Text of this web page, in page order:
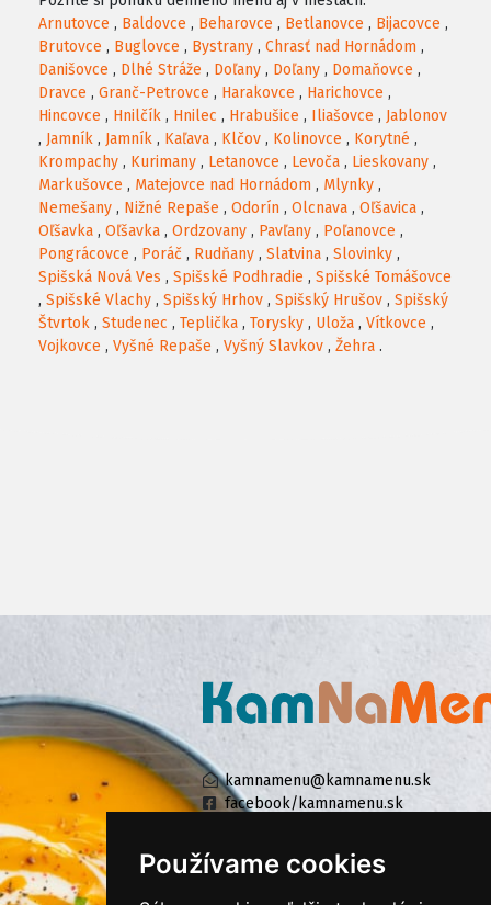
Používame cookies
Arnutovce , Baldovce , Beharovce , Betlanovce , Bijacovce ,
Brutovce , Buglovce , Bystrany , Chrasť nad Hornádom ,
Danišovce , Dlhé Stráže , Doľany , Doľany , Domaňovce ,
Dravce , Granč-Petrovce , Harakovce , Harichovce ,
Hincovce , Hnilčík , Hnilec , Hrabušice , Iliašovce , Jablonov
, Jamník , Jamník , Kaľava , Klčov , Kolinovce , Korytné ,
Krompachy , Kurimany , Letanovce , Levoča , Lieskovany ,
Markušovce , Matejovce nad Hornádom , Mlynky ,
Nemešany , Nižné Repaše , Odorín , Olcnava , Oľšavica ,
Oľšavka , Oľšavka , Ordzovany , Pavľany , Poľanovce ,
Pongrácovce , Poráč , Rudňany , Slatvina , Slovinky ,
Spišská Nová Ves , Spišské Podhradie , Spišské Tomášovce
, Spišské Vlachy , Spišský Hrhov , Spišský Hrušov , Spišský
Štvrtok , Studenec , Teplička , Torysky , Uloža , Vítkovce ,
Vojkovce , Vyšné Repaše , Vyšný Slavkov , Žehra .
kamnamenu@kamnamenu.sk
facebook/kamnamenu.sk